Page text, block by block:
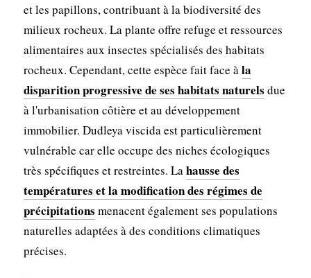
et les papillons, contribuant à la biodiversité des
milieux rocheux. La plante offre refuge et ressources
alimentaires aux insectes spécialisés des habitats
rocheux. Cependant, cette espèce fait face àla
disparition progressive de ses habitats naturels due
à l'urbanisation côtière et au développement
immobilier. Dudleya viscida est particulièrement
vulnérable car elle occupe des niches écologiques
très spécifiques et restreintes. Lahausse des
températures et la modification des régimes de
précipitations menacent également ses populations
naturelles adaptées à des conditions climatiques
précises.